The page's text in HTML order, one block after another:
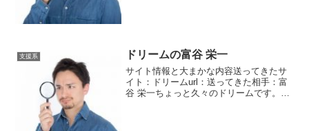
支援系 ドリームの富谷 栄一
サイト情報と大まかな内容送ってきたサ
イト：ドリームurl：送ってきた相手：富
谷 栄一ちょっと久々のドリームです。毎